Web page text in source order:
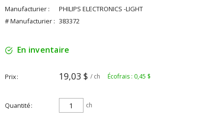
Manufacturier :
PHILIPS ELECTRONICS -LIGHT
# Manufacturier : 383372
En inventaire
Prix 19,03 $ / ch Écofrais : 0,45 $
Quantité ch